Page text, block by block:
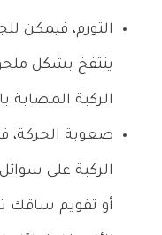
التورم، فيمكن
ينتفخ بشكل
الركبة المصابة
صعوبة الحركة،
الركبة على
أو تقويم ساقك